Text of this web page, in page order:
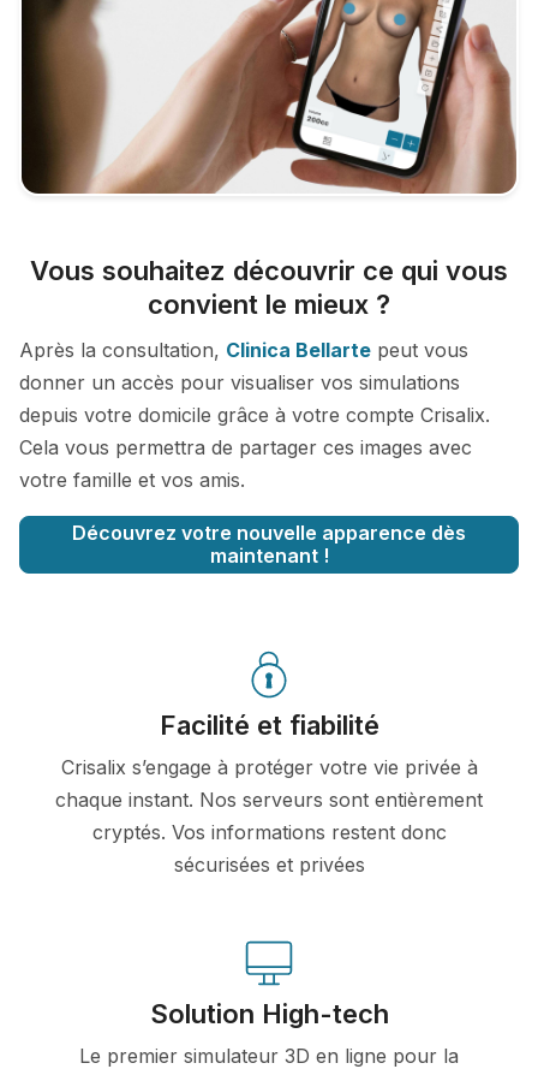
Vous souhaitez découvrir ce qui vous
convient le mieux ?
Après la consultation, Clinica Bellarte peut vous
donner un accès pour visualiser vos simulations
depuis votre domicile grâce à votre compte Crisalix.
Cela vous permettra de partager ces images avec
votre famille et vos amis.
Découvrez votre nouvelle apparence dès
maintenant !
Facilité et fiabilité
Crisalix s’engage à protéger votre vie privée à
chaque instant. Nos serveurs sont entièrement
cryptés. Vos informations restent donc
sécurisées et privées
Solution High-tech
Le premier simulateur 3D en ligne pour la